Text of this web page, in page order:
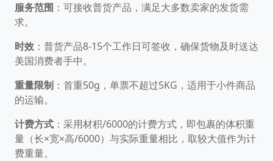
服务范围 ：​可接收普货产品，满足大多数卖家的发货需
求。​
时效 ：​普货产品8-15个工作日可签收，确保货物及时送达
美国消费者手中。​
重量限制 ：​首重50g，单票不超过5KG，适用于小件商品
的运输。​
计费方式 ：​采用材积/6000的计费方式，即包裹的体积重
量（长×宽×高/6000）与实际重量相比，取较大值作为计
费重量。